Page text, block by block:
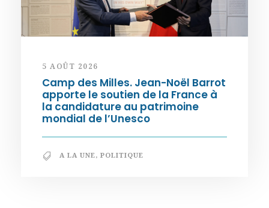
5 AOÛT 2026
Camp des Milles. Jean-Noël Barrot
apporte le soutien de la France à
la candidature au patrimoine
mondial de l’Unesco
A LA UNE, POLITIQUE